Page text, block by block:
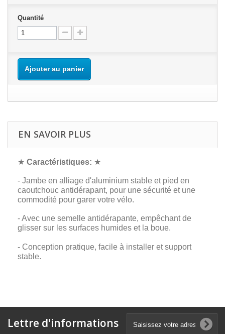
Quantité
Ajouter au panier
EN SAVOIR PLUS
★ Caractéristiques: ★
- Jambe en alliage d'aluminium stable et pied en
caoutchouc antidérapant, pour une sécurité et une
commodité pour garer votre vélo.
- Avec une semelle antidérapante, empêchant de
glisser sur les surfaces humides et la boue.
- Conception pratique, facile à installer et support
stable.
Lettre d'informations